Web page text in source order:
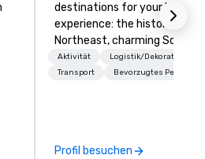
destinations for your
experience: the historic
Northeast, charming South,
American Midwest, or
West. In PRA, you have an
participants.
Aktivität
Logistik/Dekoration
Transport
Bevorzugtes Personal
Profil besuchen